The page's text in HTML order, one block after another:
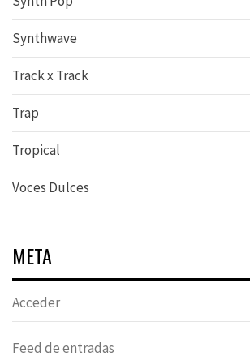
Synthwave
Track x Track
Trap
Tropical
Voces Dulces
META
Acceder
Feed de entradas